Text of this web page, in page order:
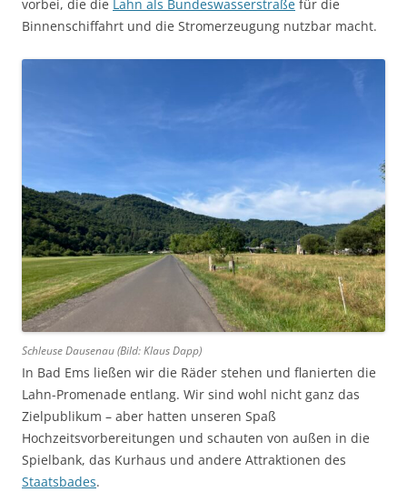
vorbei, die die Lahn als Bundeswasserstraße für die
Binnenschiffahrt und die Stromerzeugung nutzbar macht.
Schleuse Dausenau (Bild: Klaus Dapp)
In Bad Ems ließen wir die Räder stehen und flanierten die
Lahn-Promenade entlang. Wir sind wohl nicht ganz das
Zielpublikum – aber hatten unseren Spaß
Hochzeitsvorbereitungen und schauten von außen in die
Spielbank, das Kurhaus und andere Attraktionen des
Staatsbades.